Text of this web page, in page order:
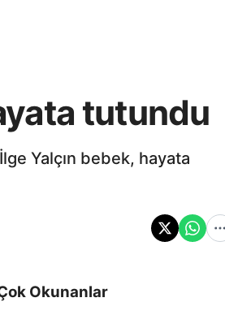
tutundu
Yalçın bebek, hayata
Okunanlar